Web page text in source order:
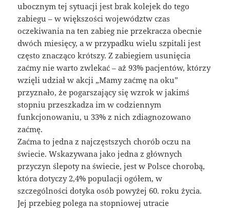
ubocznym tej sytuacji jest brak kolejek do tego
zabiegu – w większości województw czas
oczekiwania na ten zabieg nie przekracza obecnie
dwóch miesięcy, a w przypadku wielu szpitali jest
często znacząco krótszy. Z zabiegiem usunięcia
zaćmy nie warto zwlekać – aż 93% pacjentów, którzy
wzięli udział w akcji „Mamy zaćmę na oku”
przyznało, że pogarszający się wzrok w jakimś
stopniu przeszkadza im w codziennym
funkcjonowaniu, u 33% z nich zdiagnozowano
zaćmę.
Zaćma to jedna z najczęstszych chorób oczu na
świecie. Wskazywana jako jedna z głównych
przyczyn ślepoty na świecie, jest w Polsce chorobą,
która dotyczy 2,4% populacji ogółem, w
szczególności dotyka osób powyżej 60. roku życia.
Jej przebieg polega na stopniowej utracie